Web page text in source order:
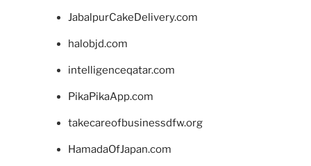
JabalpurCakeDelivery.com
halobjd.com
intelligenceqatar.com
PikaPikaApp.com
takecareofbusinessdfw.org
HamadaOfJapan.com